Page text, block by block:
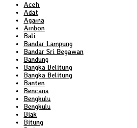
Aceh
Adat
Agama
Ambon
Bali
Bandar Lampung
Bandar Sri Begawan
Bandung
Bangka Belitung
Bangka Belitung
Banten
Bencana
Bengkulu
Bengkulu
Biak
Bitung